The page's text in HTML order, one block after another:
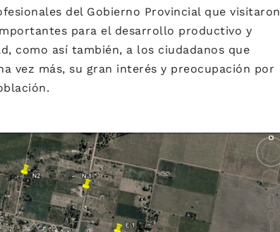
del Gobierno Provincial que visitaron
para el desarrollo productivo y
como así también, a los ciudadanos que
vez más, su gran interés y preocupación por